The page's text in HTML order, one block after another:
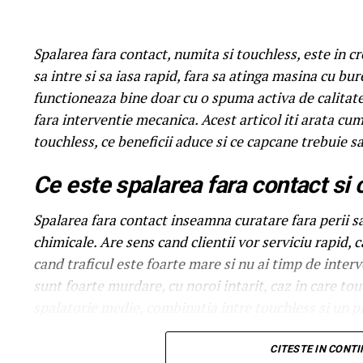
Spalarea fara contact, numita si touchless, este in
sa intre si sa iasa rapid, fara sa atinga masina cu
functioneaza bine doar cu o spuma activa de
fara interventie mecanica. Acest articol iti arata
touchless, ce beneficii aduce si ce capcane trebuie
Ce este spalarea fara contact si
Spalarea fara contact inseamna curatare fara perii
chimicale. Are sens cand clientii vor serviciu rapid,
cand traficul este foarte mare si nu ai timp de
sunt foarte murdare, cu noroi intarit, caz in care
cel mai bun echilibru intre cost si calitate.
CITESTE IN